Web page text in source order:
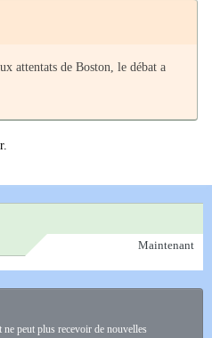
attentats de Boston, le débat a
Maintenant
ne peut plus recevoir de nouvelles